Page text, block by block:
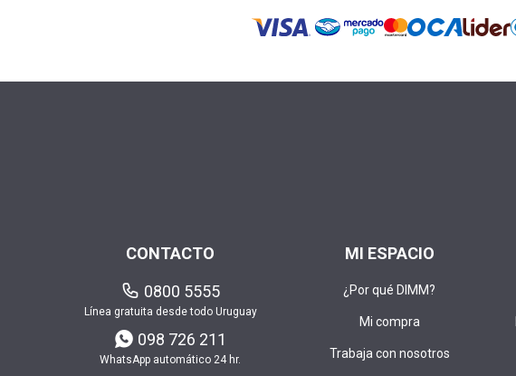
MI ESPACIO
¿Por qué DIMM?
Mi compra
Trabaja con nosotros
CONTACTO
0800 5555
Línea gratuita desde todo Uruguay
098 726 211
WhatsApp automático 24 hr.